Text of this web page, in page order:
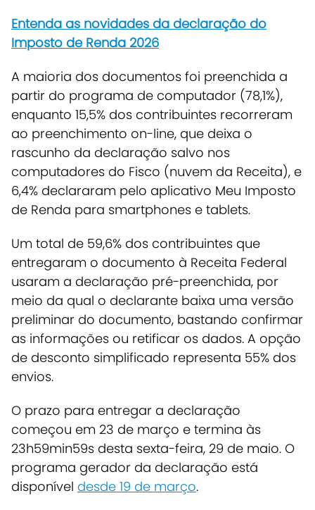
Entenda as novidades da declaração do
Imposto de Renda 2026
A maioria dos documentos foi preenchida a
partir do programa de computador (78,1%),
enquanto 15,5% dos contribuintes recorreram
ao preenchimento on-line, que deixa o
rascunho da declaração salvo nos
computadores do Fisco (nuvem da Receita), e
6,4% declararam pelo aplicativo Meu Imposto
de Renda para smartphones e tablets.
Um total de 59,6% dos contribuintes que
entregaram o documento à Receita Federal
usaram a declaração pré-preenchida, por
meio da qual o declarante baixa uma versão
preliminar do documento, bastando confirmar
as informações ou retificar os dados. A opção
de desconto simplificado representa 55% dos
envios.
O prazo para entregar a declaração
começou em 23 de março e termina às
23h59min59s desta sexta-feira, 29 de maio. O
programa gerador da declaração está
disponível desde 19 de março.